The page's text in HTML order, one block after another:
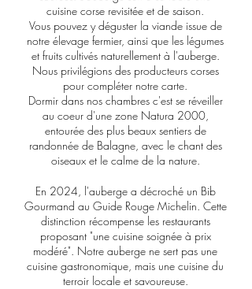
cuisine corse revisitée et de saison.
Vous pouvez y déguster la viande issue de
notre élevage fermier, ainsi que les légumes
et fruits cultivés naturellement à l'auberge.
Nous privilégions des producteurs corses
pour compléter notre carte.
Dormir dans nos chambres c'est se réveiller
au coeur d'une zone Natura 2000,
entourée des plus beaux sentiers de
randonnée de Balagne, avec le chant des
oiseaux et le calme de la nature.
En 2024, l'auberge a décroché un Bib
Gourmand au Guide Rouge Michelin. Cette
distinction récompense les restaurants
proposant "une cuisine soignée à prix
modéré". Notre auberge ne sert pas une
cuisine gastronomique, mais une cuisine du
terroir locale et savoureuse.